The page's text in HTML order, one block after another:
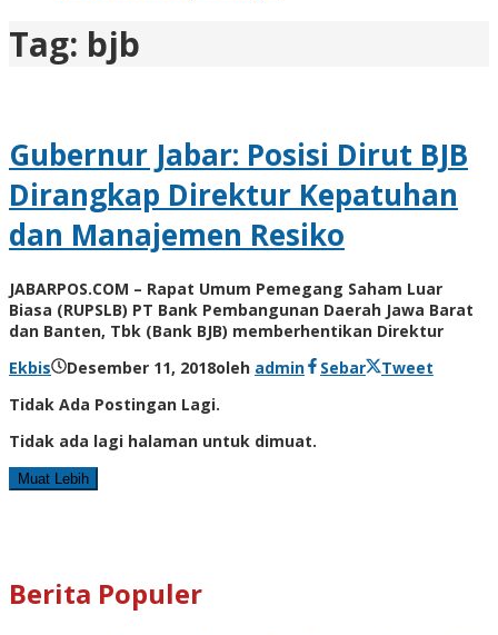
Tag: bjb
Gubernur Jabar: Posisi Dirut BJB
Dirangkap Direktur Kepatuhan
dan Manajemen Resiko
JABARPOS.COM – Rapat Umum Pemegang Saham Luar
Biasa (RUPSLB) PT Bank Pembangunan Daerah Jawa Barat
dan Banten, Tbk (Bank BJB) memberhentikan Direktur
Ekbis
Desember 11, 2018oleh admin Sebar
Tweet
Tidak Ada Postingan Lagi.
Tidak ada lagi halaman untuk dimuat.
Muat Lebih
Berita Populer